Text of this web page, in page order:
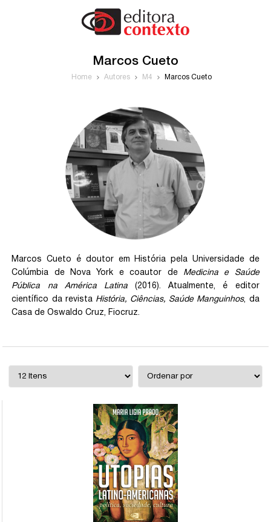
Marcos Cueto
Home Autores M4 Marcos Cueto
Marcos Cueto é doutor em História pela Universidade de
Colúmbia de Nova York e coautor de Medicina e Saúde
Pública na América Latina(2016). Atualmente, é editor
científico da revista História, Ciências, Saúde Manguinhos, da
Casa de Oswaldo Cruz, Fiocruz.